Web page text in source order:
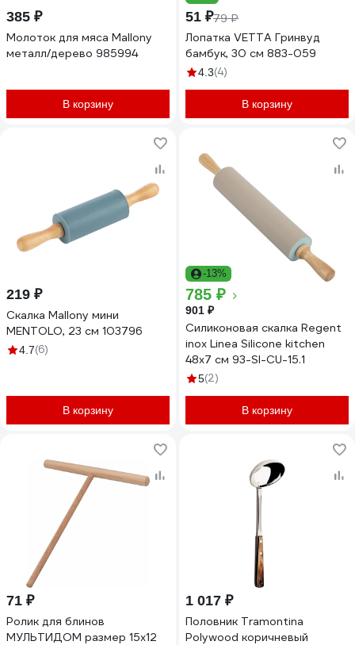
385 ₽
Молоток для мяса Mallony
металл/дерево 985994
В корзину
51 ₽79 ₽
Лопатка VETTA Гринвуд
бамбук, 30 см 883-059
4.3(4)
В корзину
219 ₽
Скалка Mallony мини
MENTOLO, 23 см 103796
4.7(6)
В корзину
-13%
785 ₽
901 ₽
Силиконовая скалка Regent
inox Linea Silicone kitchen
48x7 см 93-SI-CU-15.1
5(2)
В корзину
71 ₽
Ролик для блинов
МУЛЬТИДОМ размер 15x12
1 017 ₽
Половник Tramontina
Polywood коричневый